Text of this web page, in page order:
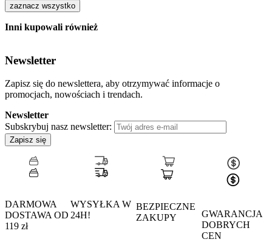
zaznacz wszystko
Inni kupowali również
Newsletter
Zapisz się do newslettera, aby otrzymywać informacje o
promocjach, nowościach i trendach.
Newsletter
Subskrybuj nasz newsletter:
Zapisz się
DARMOWA
DOSTAWA OD
119 zł
WYSYŁKA W
24H!
BEZPIECZNE
ZAKUPY
GWARANCJA
DOBRYCH
CEN